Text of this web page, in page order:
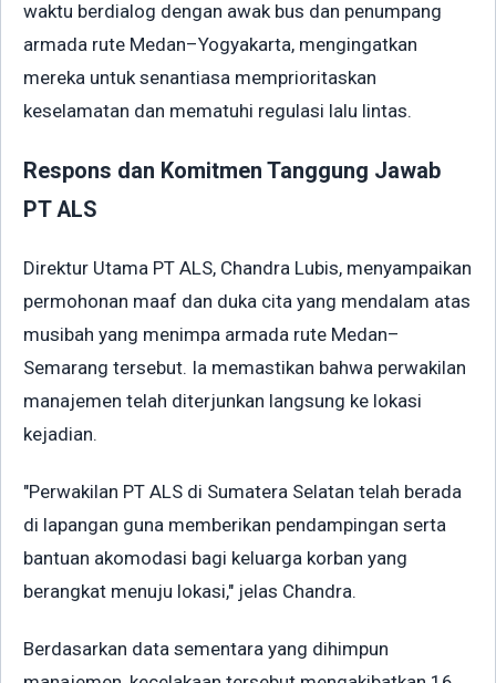
waktu berdialog dengan awak bus dan penumpang
armada rute Medan–Yogyakarta, mengingatkan
mereka untuk senantiasa memprioritaskan
keselamatan dan mematuhi regulasi lalu lintas.
Respons dan Komitmen Tanggung Jawab
PT ALS
Direktur Utama PT ALS, Chandra Lubis, menyampaikan
permohonan maaf dan duka cita yang mendalam atas
musibah yang menimpa armada rute Medan–
Semarang tersebut. Ia memastikan bahwa perwakilan
manajemen telah diterjunkan langsung ke lokasi
kejadian.
"Perwakilan PT ALS di Sumatera Selatan telah berada
di lapangan guna memberikan pendampingan serta
bantuan akomodasi bagi keluarga korban yang
berangkat menuju lokasi," jelas Chandra.
Berdasarkan data sementara yang dihimpun